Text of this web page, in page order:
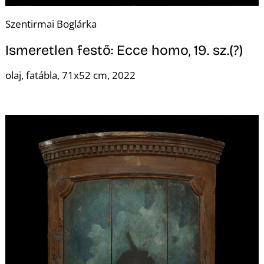
Szentirmai Boglárka
Ismeretlen festő: Ecce homo, 19. sz.(?)
olaj, fatábla, 71x52 cm, 2022